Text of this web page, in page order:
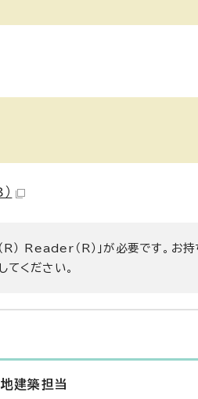
） Reader（R）」が必要です。お
てください。
建築担当